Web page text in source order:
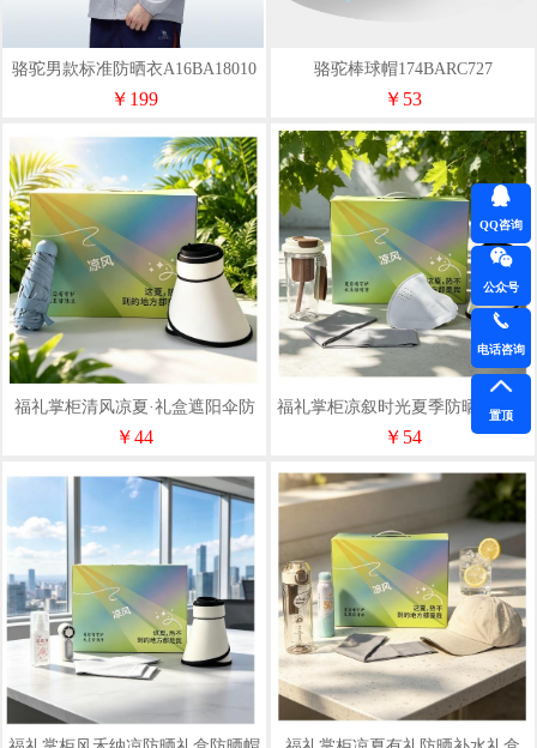
骆驼男款标准防晒衣A16BA18010
￥199
骆驼棒球帽174BARC727
￥53
福礼掌柜清风凉夏·礼盒遮阳伞防
晒帽礼盒
￥44
福礼掌柜凉叙时光夏季防晒降温礼
盒遮阳帽袖套铃兰杯
￥54
QQ咨询
公众号
电话咨询
置顶